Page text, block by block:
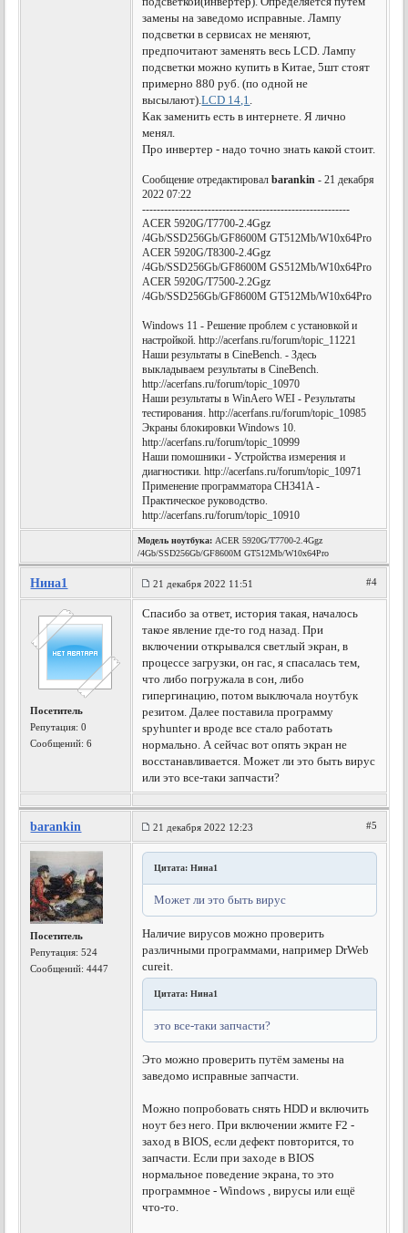
замены на заведомо исправные. Лампу
подсветки в сервисах не меняют,
предпочитают заменять весь LCD. Лампу
подсветки можно купить в Китае, 5шт стоят
примерно 880 руб. (по одной не
высылают).LCD 14,1.
Как заменить есть в интернете. Я лично
менял.
Про инвертер - надо точно знать какой стоит.
Сообщение отредактировалbarankin - 21 декабря
2022 07:22
---------------------------------------------------------
ACER 5920G/T7700-2.4Ggz
/4Gb/SSD256Gb/GF8600M GT512Mb/W10x64Pro
ACER 5920G/T8300-2.4Ggz
/4Gb/SSD256Gb/GF8600M GS512Mb/W10x64Pro
ACER 5920G/T7500-2.2Ggz
/4Gb/SSD256Gb/GF8600M GT512Mb/W10x64Pro
Windows 11 - Решение проблем с установкой и
настройкой. http://acerfans.ru/forum/topic_11221
Наши результаты в CineBench. - Здесь
выкладываем результаты в CineBench.
http://acerfans.ru/forum/topic_10970
Наши результаты в WinAero WEI - Результаты
тестирования. http://acerfans.ru/forum/topic_10985
Экраны блокировки Windows 10.
http://acerfans.ru/forum/topic_10999
Наши помошники - Устройства измерения и
диагностики. http://acerfans.ru/forum/topic_10971
Применение программатора CH341A -
Практическое руководство.
http://acerfans.ru/forum/topic_10910
Модель ноутбука: ACER 5920G/T7700-2.4Ggz
/4Gb/SSD256Gb/GF8600M GT512Mb/W10x64Pro
Нина1 21 декабря 2022 11:51 #4
Посетитель
Репутация:0
Сообщений: 6
Спасибо за ответ, история такая, началось
такое явление где-то год назад. При
включении открывался светлый экран, в
процессе загрузки, он гас, я спасалась тем,
что либо погружала в сон, либо
гипергинацию, потом выключала ноутбук
резитом. Далее поставила программу
spyhunter и вроде все стало работать
нормально. А сейчас вот опять экран не
восстанавливается. Может ли это быть вирус
или это все-таки запчасти?
barankin 21 декабря 2022 12:23 #5
Посетитель
Репутация:524
Сообщений: 4447
Цитата: Нина1
Может ли это быть вирус
Наличие вирусов можно проверить
различными программами, например DrWeb
cureit.
Цитата: Нина1
это все-таки запчасти?
Это можно проверить путём замены на
заведомо исправные запчасти.
Можно попробовать снять HDD и включить
ноут без него. При включении жмите F2 -
заход в BIOS, если дефект повторится, то
запчасти. Если при заходе в BIOS
нормальное поведение экрана, то это
программное - Windows , вирусы или ещё
что-то.